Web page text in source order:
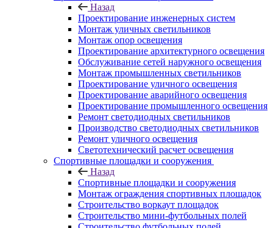
Назад
Проектирование инженерных систем
Монтаж уличных светильников
Монтаж опор освещения
Проектирование архитектурного освещения
Обслуживание сетей наружного освещения
Монтаж промышленных светильников
Проектирование уличного освещения
Проектирование аварийного освещения
Проектирование промышленного освещения
Ремонт светодиодных светильников
Производство светодиодных светильников
Ремонт уличного освещения
Светотехнический расчет освещения
Спортивные площадки и сооружения
Назад
Спортивные площадки и сооружения
Монтаж ограждения спортивных площадок
Строительство воркаут площадок
Строительство мини-футбольных полей